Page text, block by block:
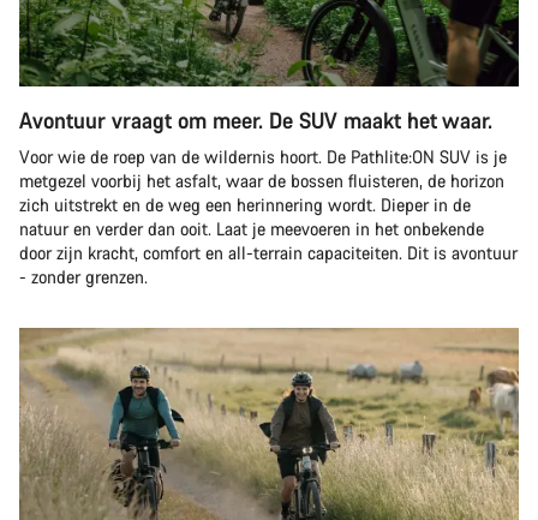
Avontuur vraagt om meer. De SUV maakt het waar.
Voor wie de roep van de wildernis hoort. De Pathlite:ON SUV is je
metgezel voorbij het asfalt, waar de bossen fluisteren, de horizon
zich uitstrekt en de weg een herinnering wordt. Dieper in de
natuur en verder dan ooit. Laat je meevoeren in het onbekende
door zijn kracht, comfort en all-terrain capaciteiten. Dit is avontuur
- zonder grenzen.